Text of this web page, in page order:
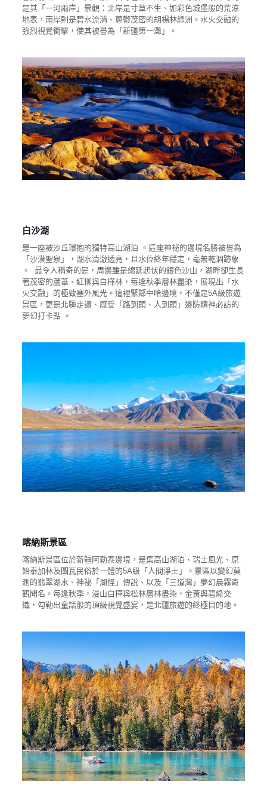
是其「一河兩岸」景觀：北岸是寸草不生、如彩色城堡般的荒涼
地表，南岸則是碧水流淌、蔥鬱茂密的胡楊林綠洲。水火交融的
強烈視覺衝擊，使其被譽為「新疆第一灘」。
白沙湖
是一座被沙丘環抱的獨特高山湖泊 。這座神祕的邊境名勝被譽為
「沙漠聖泉」，湖水清澈透亮，且水位終年穩定，毫無乾涸跡象
。 最令人稱奇的是，周邊雖是綿延起伏的銀色沙山，湖畔卻生長
著茂密的蘆葦、紅柳與白樺林，每逢秋季層林盡染，展現出「水
火交融」的極致塞外風光。這裡緊鄰中哈邊境，不僅是5A級旅遊
景區，更是北疆走讀、感受「路到頭、人到頭」邊防精神必訪的
夢幻打卡點 。
喀納斯景區
喀納斯景區位於新疆阿勒泰邊境，是集高山湖泊、瑞士風光、原
始泰加林及圖瓦民俗於一體的5A級「人間淨土」。景區以變幻莫
測的翡翠湖水、神祕「湖怪」傳說、以及「三道灣」夢幻晨霧奇
觀聞名。每逢秋季，漫山白樺與松林層林盡染，金黃與碧綠交
織，勾勒出童話般的頂級視覺盛宴，是北疆旅遊的終極目的地。